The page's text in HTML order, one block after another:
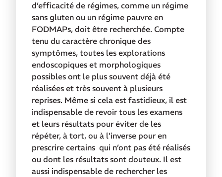
d’efficacité de régimes, comme un régime
sans gluten ou un régime pauvre en
FODMAPs, doit être recherchée. Compte
tenu du caractère chronique des
symptômes, toutes les explorations
endoscopiques et morphologiques
possibles ont le plus souvent déjà été
réalisées et très souvent à plusieurs
reprises. Même si cela est fastidieux, il est
indispensable de revoir tous les examens
et leurs résultats pour éviter de les
répéter, à tort, ou à l’inverse pour en
prescrire certains qui n’ont pas été réalisés
ou dont les résultats sont douteux. Il est
aussi indispensable de rechercher les